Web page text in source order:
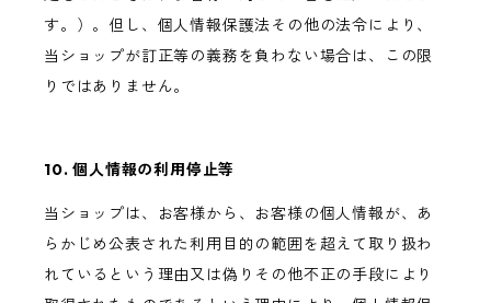
す。）。但し、個人情報保護法その他の法令により、
当ショップが訂正等の義務を負わない場合は、この限
りではありません。
10. 個人情報の利用停止等
当ショップは、お客様から、お客様の個人情報が、あ
らかじめ公表された利用目的の範囲を超えて取り扱わ
れているという理由又は偽りその他不正の手段により